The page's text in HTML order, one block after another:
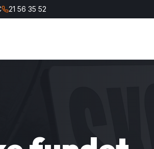
21 56 35 52